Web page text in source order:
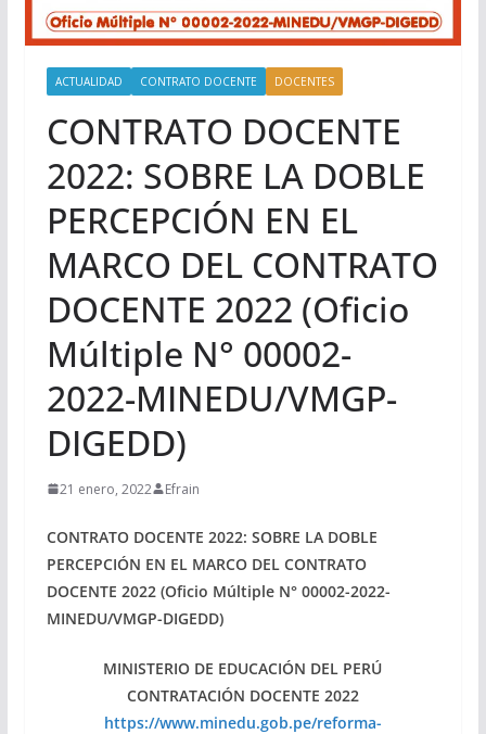
ACTUALIDAD CONTRATO DOCENTE DOCENTES
CONTRATO DOCENTE
2022: SOBRE LA DOBLE
PERCEPCIÓN EN EL
MARCO DEL CONTRATO
DOCENTE 2022 (Oficio
Múltiple N° 00002-
2022-MINEDU/VMGP-
DIGEDD)
21 enero, 2022 Efrain
CONTRATO DOCENTE 2022: SOBRE LA DOBLE
PERCEPCIÓN EN EL MARCO DEL CONTRATO
DOCENTE 2022 (Oficio Múltiple N° 00002-2022-
MINEDU/VMGP-DIGEDD)
MINISTERIO DE EDUCACIÓN DEL PERÚ
CONTRATACIÓN DOCENTE 2022
https://www.minedu.gob.pe/reforma-